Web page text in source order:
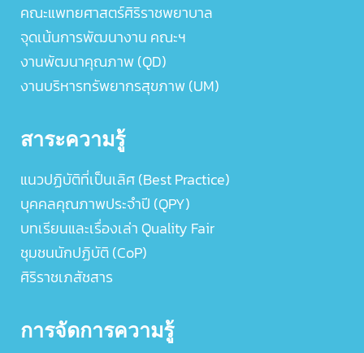
คณะแพทยศาสตร์ศิริราชพยาบาล
จุดเน้นการพัฒนางาน คณะฯ
งานพัฒนาคุณภาพ (QD)
งานบริหารทรัพยากรสุขภาพ (UM)
สาระความรู้
แนวปฏิบัติที่เป็นเลิศ (Best Practice)
บุคคลคุณภาพประจำปี (QPY)
บทเรียนและเรื่องเล่า Quality Fair
ชุมชนนักปฏิบัติ (CoP)
ศิริราชเภสัชสาร
การจัดการความรู้